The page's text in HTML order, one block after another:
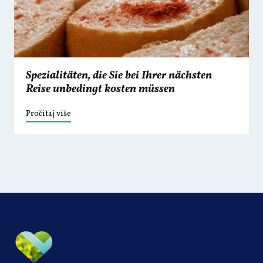
Spezialitäten, die Sie bei Ihrer nächsten
Reise unbedingt kosten müssen
Pročitaj više